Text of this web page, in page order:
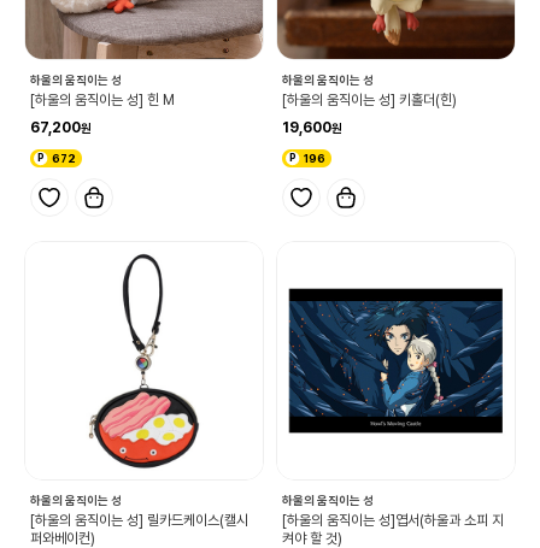
하울의 움직이는 성
[하울의 움직이는 성] 힌 M
67,200
672
하울의 움직이는 성
[하울의 움직이는 성] 키홀더(힌)
19,600
196
하울의 움직이는 성
[하울의 움직이는 성] 릴카드케이스(캘시
퍼와베이컨)
하울의 움직이는 성
[하울의 움직이는 성]엽서(하울과 소피 지
켜야 할 것)